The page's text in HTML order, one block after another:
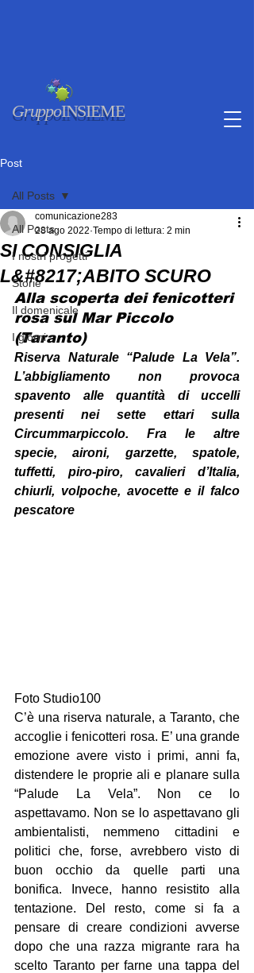
GruppoINSIEME
Post
All Posts
I nostri progetti
Storie
Il domenicale
I giorni
All Posts
SI CONSIGLIA
L&#8217;ABITO SCURO
comunicazione283
28 ago 2022 Tempo di lettura: 2 min
Alla scoperta dei fenicotteri
rosa sul Mar Piccolo
(Taranto)
Riserva Naturale “Palude La Vela”.
L’abbigliamento non provoca
spavento alle quantità di uccelli
presenti nei sette ettari sulla
Circummarpiccolo. Fra le altre
specie, aironi, garzette, spatole,
tuffetti, piro-piro, cavalieri d’Italia,
chiurli, volpoche, avocette e il falco
pescatore
Foto Studio100
C’è una riserva naturale, a Taranto, che
accoglie i fenicotteri rosa. E’ una grande
emozione avere visto i primi, anni fa,
distendere le proprie ali e planare sulla
“Palude La Vela”. Non ce lo
aspettavamo. Non se lo aspettavano gli
ambientalisti, nemmeno cittadini e
politici che, forse, avrebbero visto di
buon occhio da quelle parti una
bonifica. Invece, hanno resistito alla
tentazione. Del resto, come si fa a
pensare di creare condizioni avverse
dopo che una razza migrante rara ha
scelto Taranto per farne una tappa del